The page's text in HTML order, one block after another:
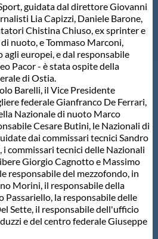
guidata dal direttore Giovanni
Lia Capizzi, Daniele Barone,
Chistina Chiuso, ex sprinter e
nuoto, e Tommaso Marconi,
europei, e dal responsabile
Pacor - è stata ospite della
di Ostia.
Barelli, il Vice Presidente
federale Gianfranco De Ferrari,
Nazionale di nuoto Marco
Cesare Butini, le Nazionali di
dai commissari tecnici Sandro
i commissari tecnici delle Nazionali
Giorgio Cagnotto e Massimo
responsabile del mezzofondo, in
Morini, il responsabile della
Passariello, la responsabile delle
Sette, il responsabile dell'ufficio
e del centro federale Giuseppe